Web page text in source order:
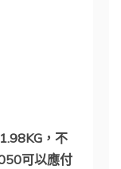
，不
可以應付